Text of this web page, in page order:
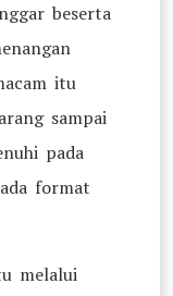
beserta
itu
sampai
pada
format
melalui